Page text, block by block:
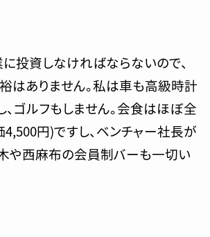
投資しなければならないので、
はありません。私は車も高級時計
、ゴルフもしません。会食はほぼ全
円)ですし、ベンチャー社長が
や西麻布の会員制バーも一切い